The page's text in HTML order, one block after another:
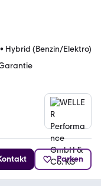
• Hybrid (Benzin/Elektro)
Parken